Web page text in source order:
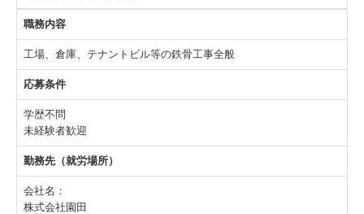
職務内容
工場、倉庫、テナントビル等の鉄骨工事全般
応募条件
学歴不問
未経験者歓迎
勤務先（就労場所）
会社名：
株式会社園田